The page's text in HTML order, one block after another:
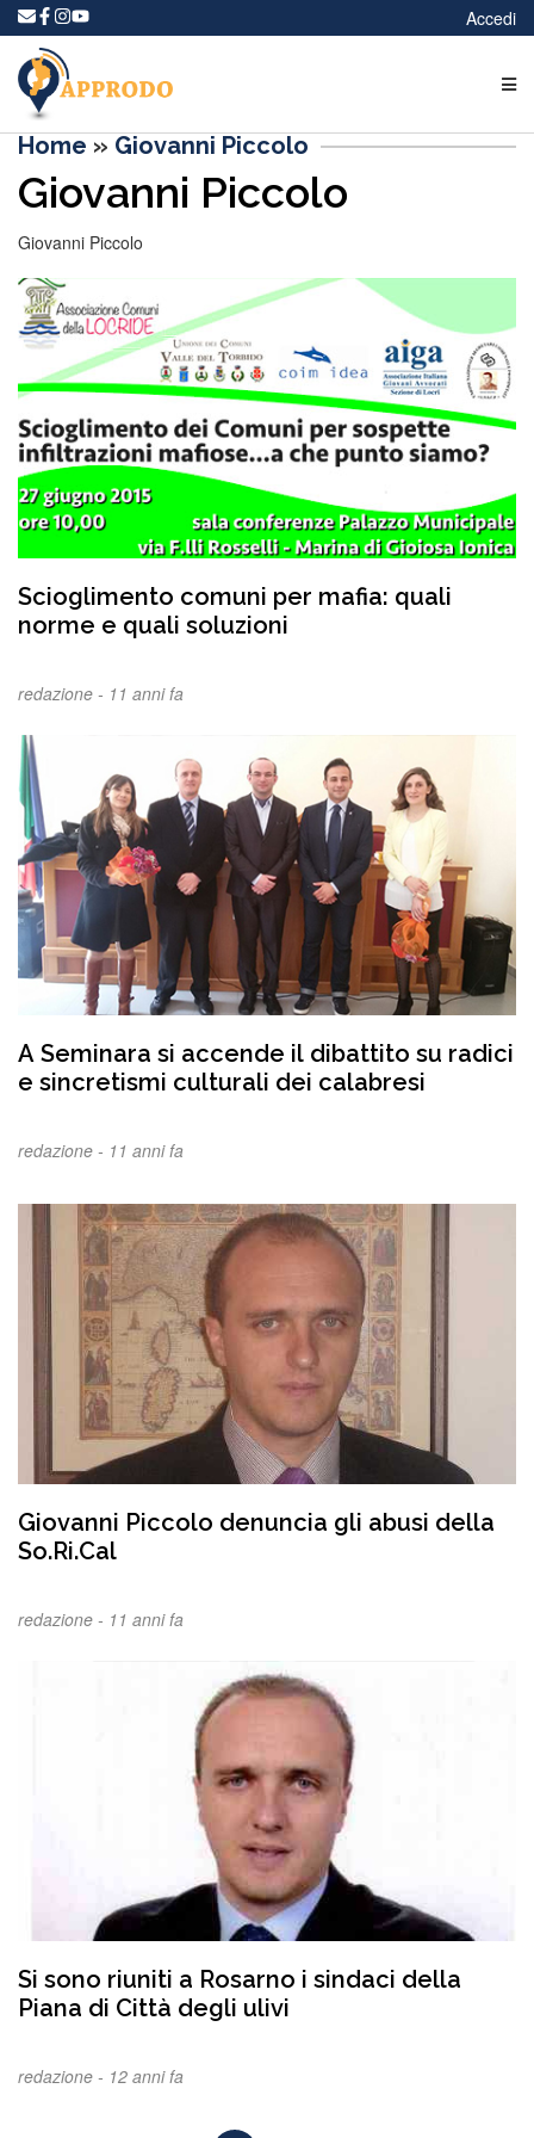
Accedi
Home » Giovanni Piccolo
Giovanni Piccolo
Giovanni Piccolo
Scioglimento comuni per mafia: quali
norme e quali soluzioni
redazione - 11 anni fa
A Seminara si accende il dibattito su radici
e sincretismi culturali dei calabresi
redazione - 11 anni fa
Giovanni Piccolo denuncia gli abusi della
So.Ri.Cal
redazione - 11 anni fa
Si sono riuniti a Rosarno i sindaci della
Piana di Città degli ulivi
redazione - 12 anni fa